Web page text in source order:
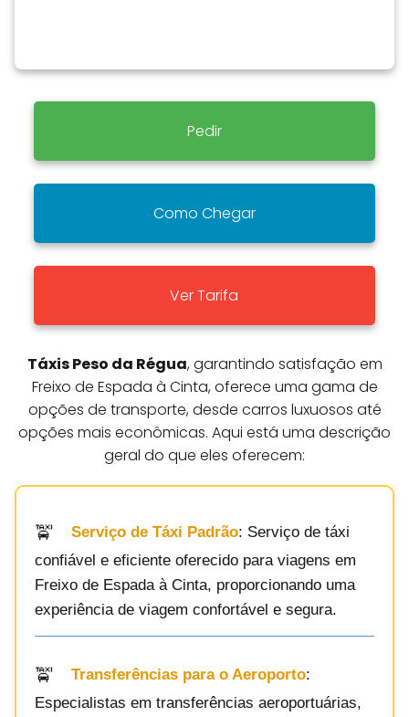
Pedir
Como Chegar
Ver Tarifa
Táxis Peso da Régua, garantindo satisfação em
Freixo de Espada à Cinta, oferece uma gama de
opções de transporte, desde carros luxuosos até
opções mais econômicas. Aqui está uma descrição
geral do que eles oferecem:
Serviço de Táxi Padrão: Serviço de táxi
confiável e eficiente oferecido para viagens em
Freixo de Espada à Cinta, proporcionando uma
experiência de viagem confortável e segura.
Transferências para o Aeroporto:
Especialistas em transferências aeroportuárias,